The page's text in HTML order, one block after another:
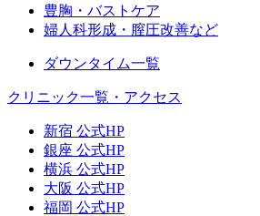
豊胸・バストケア
婦人科形成・膣圧改善など
ダウンタイム一覧
クリニック一覧・アクセス
新宿 公式HP
銀座 公式HP
横浜 公式HP
大阪 公式HP
福岡 公式HP